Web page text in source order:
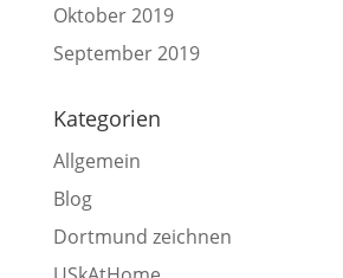
Oktober 2019
September 2019
Kategorien
Allgemein
Blog
Dortmund zeichnen